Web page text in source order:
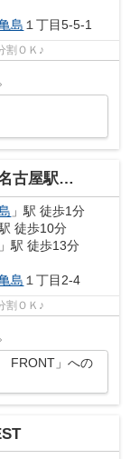
島 １丁目5-5-1
割ＯＫ♪
FRONT
」駅 徒歩1分
徒歩10分
」駅 徒歩13分
島 １丁目2-4
割ＯＫ♪
FRONT」への